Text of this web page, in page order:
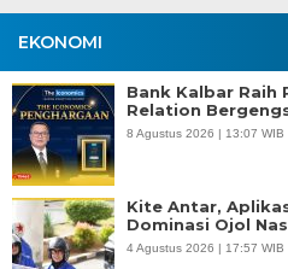
EKONOMI
Bank Kalbar Raih
Relation
8 Agustus 2026 | 13:07 WIB
Kite Antar,
Dominasi Ojol
4 Agustus 2026 | 17:57 WIB